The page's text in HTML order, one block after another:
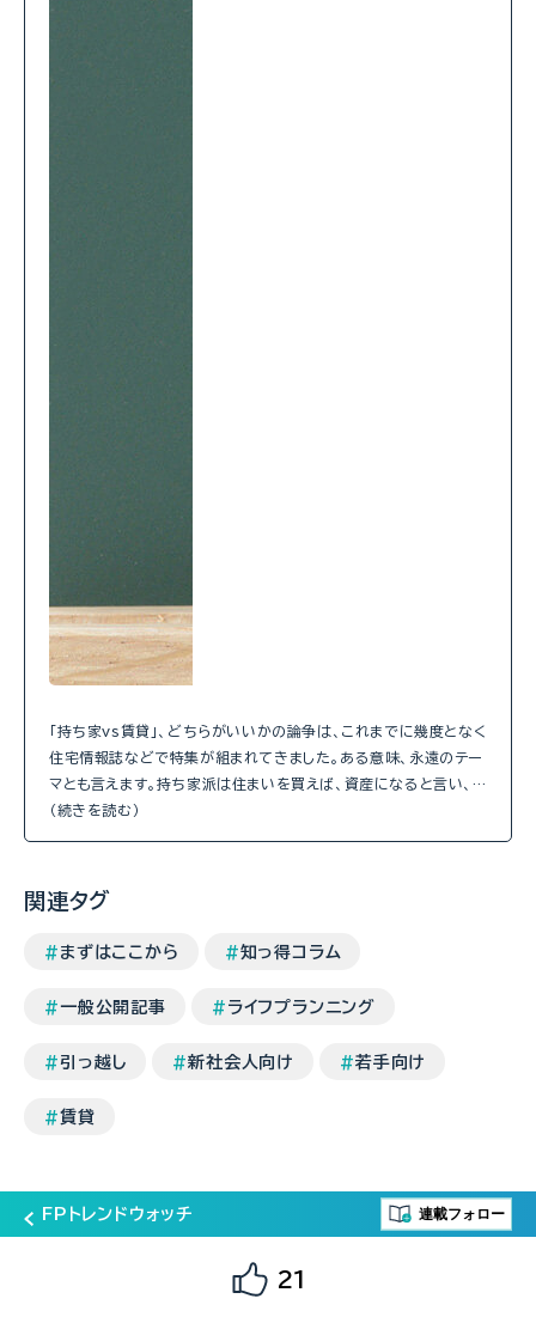
「持ち家vs賃貸」、どちらがいいかの論争は、これまでに幾度となく
住宅情報誌などで特集が組まれてきました。ある意味、永遠のテー
マとも言えます。持ち家派は住まいを買えば、資産になると言い、…
（続きを読む）
関連タグ
まずはここから 知っ得コラム
一般公開記事 ライフプランニング
引っ越し 新社会人向け 若手向け
賃貸
FPトレンドウォッチ 連載フォロー
21